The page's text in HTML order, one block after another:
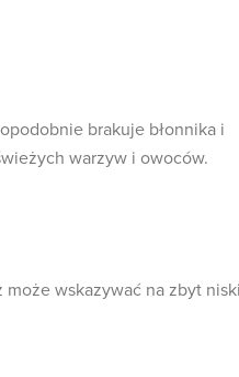
brakuje błonnika i
warzyw i owoców.
może wskazywać na zbyt